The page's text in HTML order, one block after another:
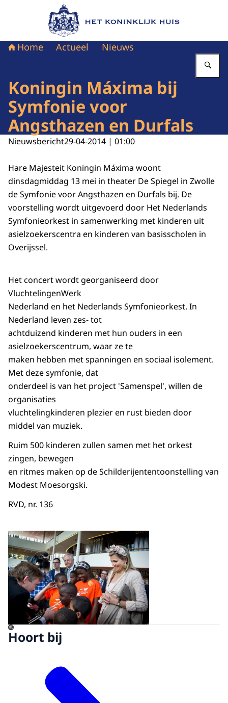
Naar de homepage van Het Koninklijk Huis
Home Actueel Nieuws
Koningin Máxima bij
Symfonie voor
Angsthazen en Durfals
Nieuwsbericht29-04-2014 | 01:00
Hare Majesteit Koningin Máxima woont
dinsdagmiddag 13 mei in theater De Spiegel in Zwolle
de Symfonie voor Angsthazen en Durfals bij. De
voorstelling wordt uitgevoerd door Het Nederlands
Symfonieorkest in samenwerking met kinderen uit
asielzoekerscentra en kinderen van basisscholen in
Overijssel.
Het concert wordt georganiseerd door
VluchtelingenWerk
Nederland en het Nederlands Symfonieorkest. In
Nederland leven zes- tot
achtduizend kinderen met hun ouders in een
asielzoekerscentrum, waar ze te
maken hebben met spanningen en sociaal isolement.
Met deze symfonie, dat
onderdeel is van het project 'Samenspel', willen de
organisaties
vluchtelingkinderen plezier en rust bieden door
middel van muziek.
Ruim 500 kinderen zullen samen met het orkest
zingen, bewegen
en ritmes maken op de Schilderijententoonstelling van
Modest Moesorgski.
RVD, nr. 136
Open de galerij in vergrote
©
Hoort bij